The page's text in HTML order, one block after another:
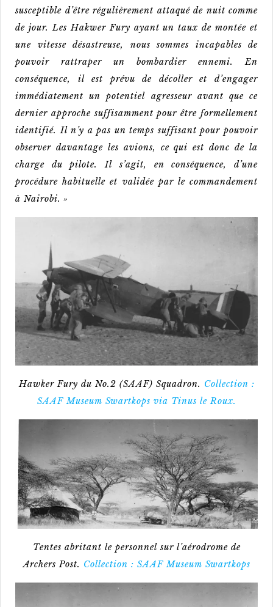
susceptible d’être régulièrement attaqué de nuit comme
de jour. Les Hakwer Fury ayant un taux de montée et
une vitesse désastreuse, nous sommes incapables de
pouvoir rattraper un bombardier ennemi. En
conséquence, il est prévu de décoller et d’engager
immédiatement un potentiel agresseur avant que ce
dernier approche suffisamment pour être formellement
identifié. Il n’y a pas un temps suffisant pour pouvoir
observer davantage les avions, ce qui est donc de la
charge du pilote. Il s’agit, en conséquence, d’une
procédure habituelle et validée par le commandement
à Nairobi. »
Hawker Fury du No.2 (SAAF) Squadron. Collection :
SAAF Museum Swartkops via Tinus le Roux.
Tentes abritant le personnel sur l’aérodrome de
Archers Post. Collection : SAAF Museum Swartkops